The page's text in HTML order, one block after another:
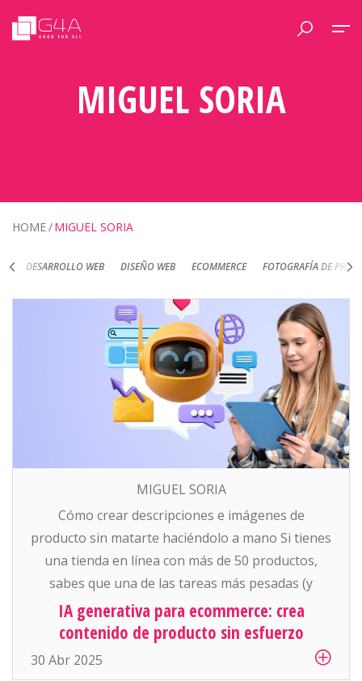
MIGUEL SORIA
HOME MIGUEL SORIA
DESARROLLO WEB DISEÑO WEB ECOMMERCE FOTOGRAFÍA DE
MIGUEL SORIA
Cómo crear descripciones e imágenes de
producto sin matarte haciéndolo a mano Si tienes
una tienda en línea con más de 50 productos,
sabes que una de las tareas más pesadas (y
aburridas) es: escribir descripciones atractivas y
conseguir buenas fotos para cada artículo. Y si
manejas cientos o miles de productos… es
IA generativa para ecommerce: crea
contenido de producto sin esfuerzo
30 Abr 2025